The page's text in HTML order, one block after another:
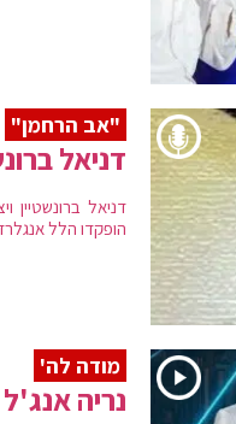
"אב הרחמן"
דניאל
דניאל
הופקדו הלל
מודה לה'
נריה